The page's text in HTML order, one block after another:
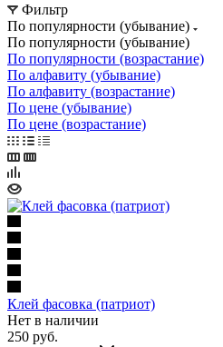
Фильтр
По популярности (убывание)
По популярности (убывание)
По популярности (возрастание)
По алфавиту (убывание)
По алфавиту (возрастание)
По цене (убывание)
По цене (возрастание)
Клей фасовка (патриот)
Нет в наличии
250 руб.